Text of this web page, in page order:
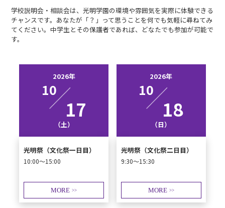
学校説明会・相談会は、光明学園の環境や雰囲気を実際に体験できる
チャンスです。あなたが「？」って思うことを何でも気軽に尋ねてみ
てください。中学生とその保護者であれば、どなたでも参加が可能で
す。
2026年
10
17
（土）
光明祭（文化祭一日目）
10:00～15:00
MORE >>
2026年
10
18
（日）
光明祭（文化祭二日目）
9:30～15:30
MORE >>